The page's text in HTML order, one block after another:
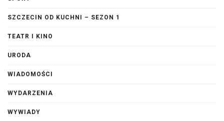
SZCZECIN OD KUCHNI – SEZON 1
TEATR I KINO
URODA
WIADOMOŚCI
WYDARZENIA
WYWIADY